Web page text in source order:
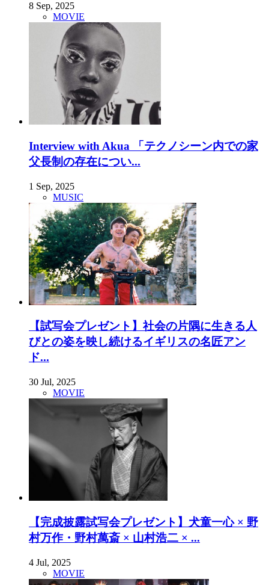
8 Sep, 2025
MOVIE
Interview with Akua 「テクノシーン内での家
父長制の存在につい...
1 Sep, 2025
MUSIC
【試写会プレゼント】社会の片隅に生きる人
びとの姿を映し続けるイギリスの名匠アン
ド...
30 Jul, 2025
MOVIE
【完成披露試写会プレゼント】犬童一心 × 野
村万作・野村萬斎 × 山村浩二 × ...
4 Jul, 2025
MOVIE